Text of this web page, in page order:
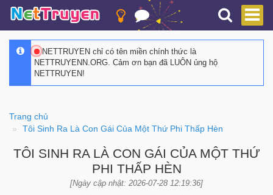
NETTRUYEN chỉ có tên miền chính thức là
NETTRUYENN.ORG. Cảm ơn bạn đã LUÔN ủng hộ
NETTRUYEN!
Trang chủ
Tôi Sinh Ra Là Con Gái Của Một Thứ Phi Thấp Hèn
TÔI SINH RA LÀ CON GÁI CỦA MỘT THỨ
PHI THẤP HÈN
[Ngày cập nhật: 2026-07-28 12:19:36]